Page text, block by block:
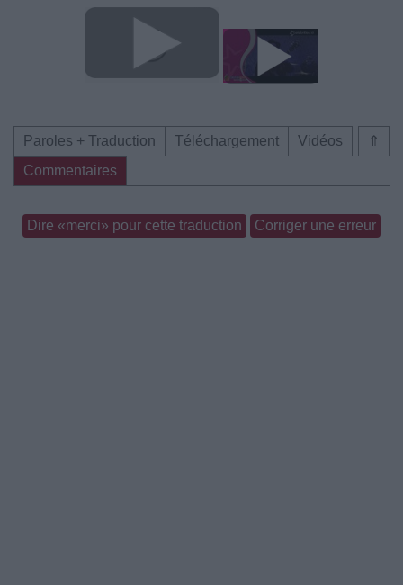
⇑
Paroles + Traduction Téléchargement
Vidéos
Commentaires
Dire «merci» pour cette traduction Corriger une erreur